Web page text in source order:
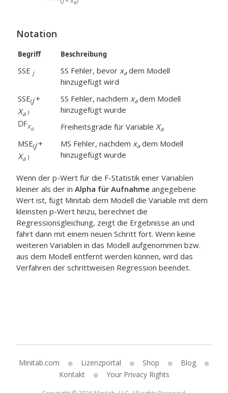
Notation
Begriff Beschreibung
SSE j SS Fehler, bevor xadem Modell
hinzugefügt wird
SSE(j+
Xa )
SS Fehler, nachdem xadem Modell
hinzugefügt wurde
Freiheitsgrade für Variable Xa
MSE(j+
Xa )
MS Fehler, nachdem xadem Modell
hinzugefügt wurde
Wenn der p-Wert für die F-Statistik einer Variablen
kleiner als der in Alpha für Aufnahme angegebene
Wert ist, fügt Minitab dem Modell die Variable mit dem
kleinsten p-Wert hinzu, berechnet die
Regressionsgleichung, zeigt die Ergebnisse an und
fährt dann mit einem neuen Schritt fort. Wenn keine
weiteren Variablen in das Modell aufgenommen bzw.
aus dem Modell entfernt werden können, wird das
Verfahren der schrittweisen Regression beendet.
Minitab.com Lizenzportal Shop
Blog
Kontakt
Your Privacy Rights